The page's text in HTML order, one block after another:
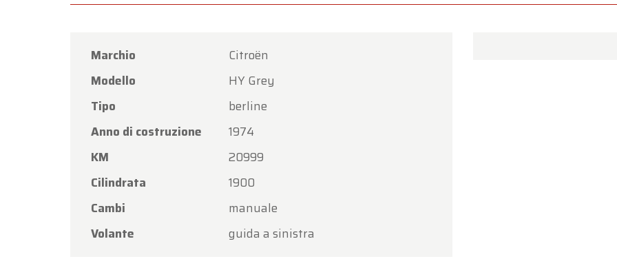
Marchio
Citroën
Modello
HY Grey
Tipo
berline
Anno di costruzione
1974
KM
20999
Cilindrata
1900
Cambi
manuale
Volante
guida a sinistra
nuovamente presso Oldtimerfarm!